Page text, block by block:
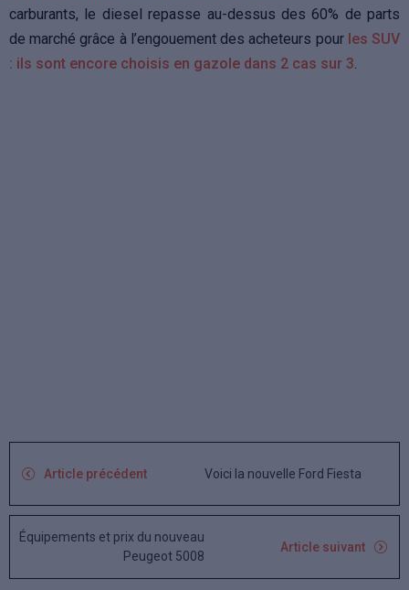
carburants, le diesel repasse au-dessus des 60% de parts
de marché grâce à l’engouement des acheteurs pour les SUV
: ils sont encore choisis en gazole dans 2 cas sur 3.
Article précédent Voici la nouvelle Ford Fiesta
Équipements et prix du nouveau
Peugeot 5008
Article suivant